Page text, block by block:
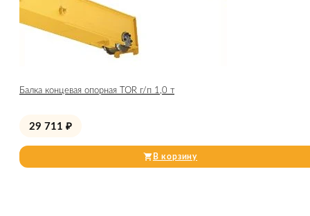
Балка концевая опорная TOR г/п 1,0 т
29 711 ₽
В корзину